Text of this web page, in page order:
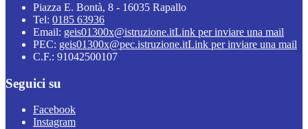
Piazza E. Bontà, 8 - 16035 Rapallo
Tel: 0185 63936
Email: geis01300x@istruzione.itLink per inviare una mail
PEC: geis01300x@pec.istruzione.itLink per inviare una mail
C.F.: 91042500107
Seguici su
Facebook
Instagram